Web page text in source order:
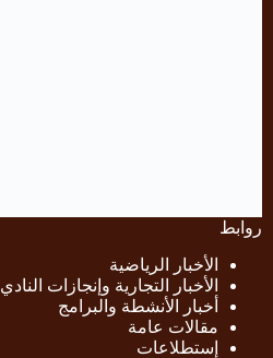
روابط
الأخبار الرياضية
الأخبار التجارية وإنجازات النادي
أخبار الأنشطة والبرامج
مقالات عامة
إستطلاعات